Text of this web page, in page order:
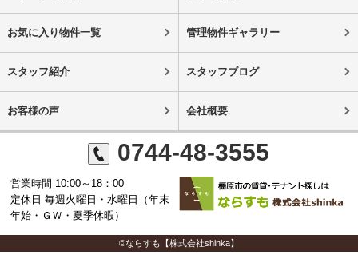
お気に入り物件一覧 管理物件ギャラリー
スタッフ紹介 スタッフブログ
お客様の声 会社概要
0744-48-3555
営業時間 10:00～18：00
定休日 毎週火曜日・水曜日（年末
年始・ＧＷ・夏季休暇）
©ならすも【株式会社shinka】